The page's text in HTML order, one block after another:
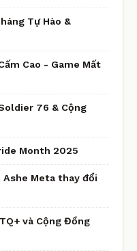
Tự Hào &
Cao - Game Mất
76 & Cộng
Month 2025
Meta thay đổi
và Cộng Đồng